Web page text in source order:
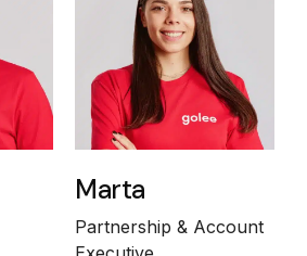
Marta
Partnership & Account